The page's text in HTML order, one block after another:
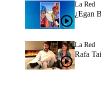
La Red
¿Egan
La Red
Rafa